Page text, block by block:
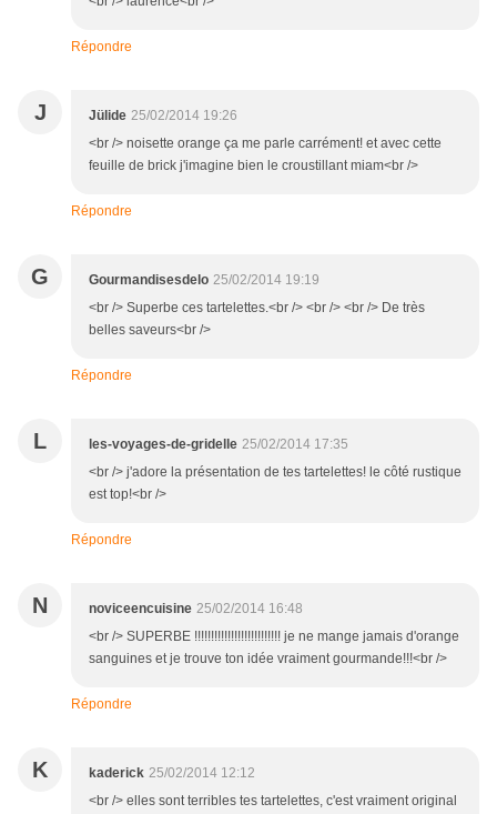
Répondre
J Jülide 25/02/2014 19:26
<br /> noisette orange ça me parle carrément! et avec cette
feuille de brick j'imagine bien le croustillant miam<br />
Répondre
G Gourmandisesdelo 25/02/2014 19:19
<br /> Superbe ces tartelettes.<br /> <br /> <br /> De très
belles saveurs<br />
Répondre
L les-voyages-de-gridelle 25/02/2014 17:35
<br /> j'adore la présentation de tes tartelettes! le côté rustique
est top!<br />
Répondre
N noviceencuisine 25/02/2014 16:48
<br /> SUPERBE !!!!!!!!!!!!!!!!!!!!!!!!!! je ne mange jamais d'orange
sanguines et je trouve ton idée vraiment gourmande!!!<br />
Répondre
K kaderick 25/02/2014 12:12
<br /> elles sont terribles tes tartelettes, c'est vraiment original